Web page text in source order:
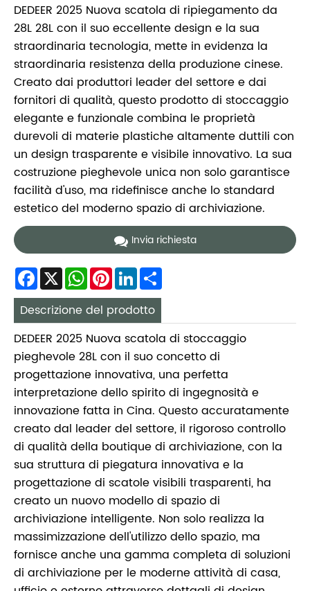
DEDEER 2025 Nuova scatola di ripiegamento da
28L 28L con il suo eccellente design e la sua
straordinaria tecnologia, mette in evidenza la
straordinaria resistenza della produzione cinese.
Creato dai produttori leader del settore e dai
fornitori di qualità, questo prodotto di stoccaggio
elegante e funzionale combina le proprietà
durevoli di materie plastiche altamente duttili con
un design trasparente e visibile innovativo. La sua
costruzione pieghevole unica non solo garantisce
facilità d'uso, ma ridefinisce anche lo standard
estetico del moderno spazio di archiviazione.
Invia richiesta
Facebook
X WhatsApp
Pinterest
LinkedIn
Descrizione del prodotto
DEDEER 2025 Nuova scatola di stoccaggio
pieghevole 28L con il suo concetto di
progettazione innovativa, una perfetta
interpretazione dello spirito di ingegnosità e
innovazione fatta in Cina. Questo accuratamente
creato dal leader del settore, il rigoroso controllo
di qualità della boutique di archiviazione, con la
sua struttura di piegatura innovativa e la
progettazione di scatole visibili trasparenti, ha
creato un nuovo modello di spazio di
archiviazione intelligente. Non solo realizza la
massimizzazione dell'utilizzo dello spazio, ma
fornisce anche una gamma completa di soluzioni
di archiviazione per le moderne attività di casa,